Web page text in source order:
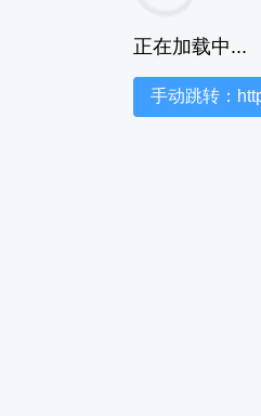
正在加载中...
手动跳转：